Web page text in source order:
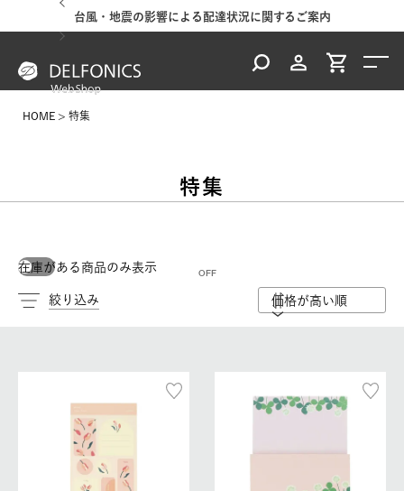
台風・地震の影響による配達状況に関するご案内
HOME 特集
特集
在庫がある商品のみ表示
絞り込み 価格が高い順